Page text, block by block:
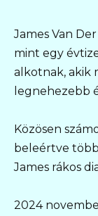
James Van
mint egy
alkotnak, akik
legnehezebb
Közösen
beleértve
James rákos
2024